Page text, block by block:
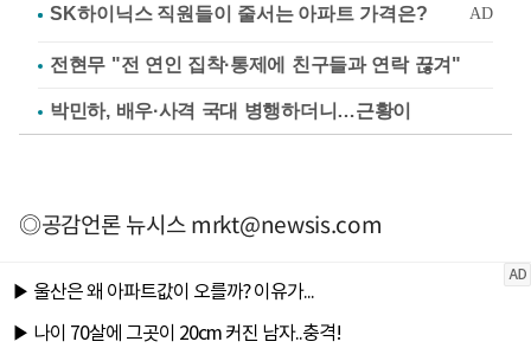
전현무 "전 연인 집착·통제에 친구들과 연락 끊겨"
박민하, 배우·사격 국대 병행하더니…근황이
◎공감언론 뉴시스mrkt@newsis.com